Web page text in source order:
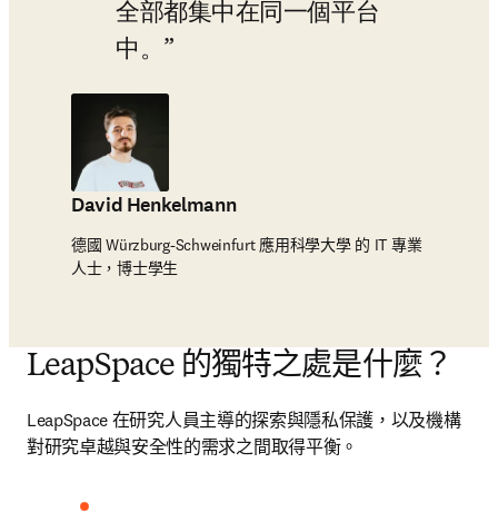
全部都集中在同一個平台
中。
David Henkelmann
德國 Würzburg-Schweinfurt 應用科學大學 的 IT 專業
人士，博士學生
LeapSpace 的獨特之處是什麼？
LeapSpace 在研究人員主導的探索與隱私保護，以及機構
對研究卓越與安全性的需求之間取得平衡。